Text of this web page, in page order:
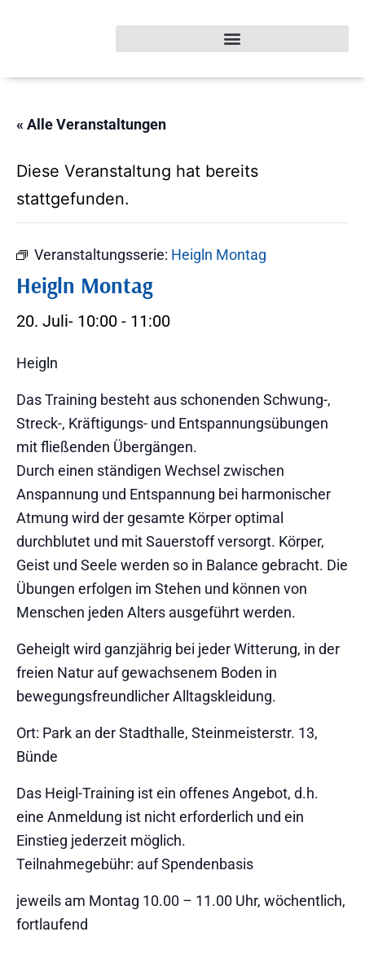
« Alle Veranstaltungen
Diese Veranstaltung hat bereits
stattgefunden.
Veranstaltungsserie: Heigln Montag
Heigln Montag
20. Juli- 10:00 - 11:00
Heigln
Das Training besteht aus schonenden Schwung-,
Streck-, Kräftigungs- und Entspannungsübungen
mit fließenden Übergängen.
Durch einen ständigen Wechsel zwischen
Anspannung und Entspannung bei harmonischer
Atmung wird der gesamte Körper optimal
durchblutet und mit Sauerstoff versorgt. Körper,
Geist und Seele werden so in Balance gebracht. Die
Übungen erfolgen im Stehen und können von
Menschen jeden Alters ausgeführt werden.
Geheiglt wird ganzjährig bei jeder Witterung, in der
freien Natur auf gewachsenem Boden in
bewegungsfreundlicher Alltagskleidung.
Ort: Park an der Stadthalle, Steinmeisterstr. 13,
Bünde
Das Heigl-Training ist ein offenes Angebot, d.h.
eine Anmeldung ist nicht erforderlich und ein
Einstieg jederzeit möglich.
Teilnahmegebühr: auf Spendenbasis
jeweils am Montag 10.00 – 11.00 Uhr, wöchentlich,
fortlaufend